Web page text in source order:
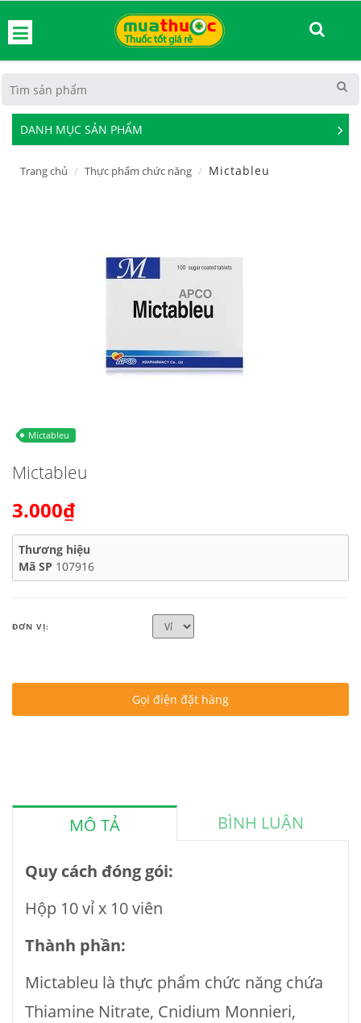
DANH MỤC SẢN PHẨM
See
Trang chủ Thực phẩm chức năng Mictableu
Mictableu
Mictableu
3.000₫
Thương hiệu
Mã SP 107916
ĐƠN VỊ:
Gọi điện đặt hàng
MÔ TẢ BÌNH LUẬN
Quy cách đóng gói:
Hộp 10 vỉ x 10 viên
Thành phần:
Mictableu là thực phẩm chức năng chứa
Thiamine Nitrate, Cnidium Monnieri,